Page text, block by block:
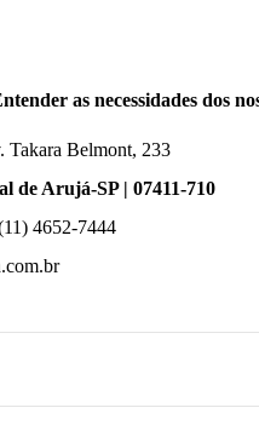
as necessidades dos
Takara Belmont, 233
de Arujá-SP | 07411-710
4652-7444